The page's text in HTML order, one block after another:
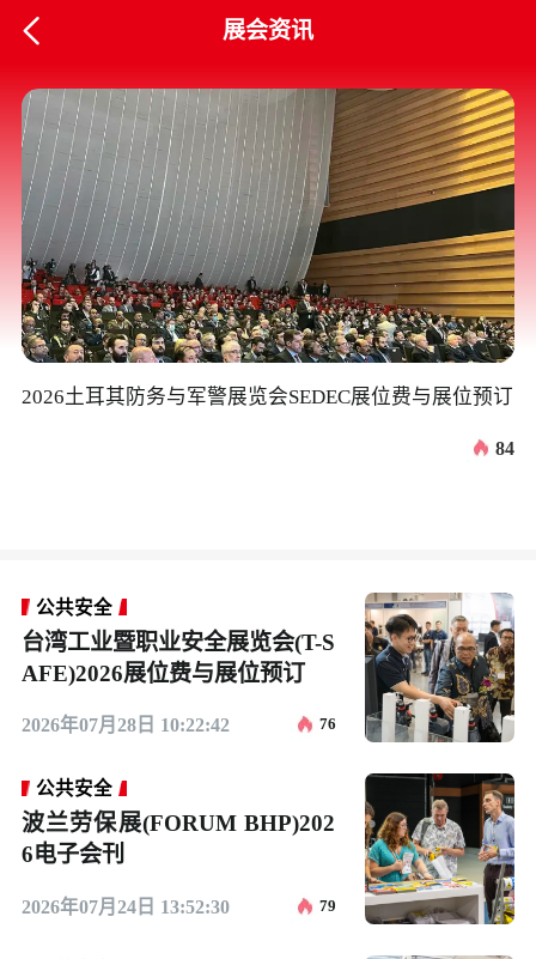
 展会资讯
2026土耳其防务与军警展览会SEDEC展位费与展位预订
84
公共安全
台湾工业暨职业安全展览会(T-S
AFE)2026展位费与展位预订
2026年07月28日 10:22:42 76
公共安全
波兰劳保展(FORUM BHP)202
6电子会刊
2026年07月24日 13:52:30 79